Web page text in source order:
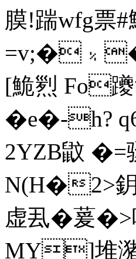
膜!踹wfg
[鮠煭 Fo
�e�-h?
2YZB鼤 �=
N(H�2>鈅h
虚厾�萲�>
MY]堆潴